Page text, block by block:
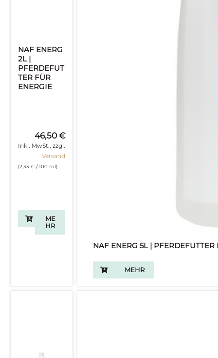
NAF ENERG
2L |
PFERDEFUT
TER FÜR
ENERGIE
46,50€
Inkl. MwSt., zzgl.
Versand
(2,33€ / 100 ml)
ME
HR
NAF ENERG 5L | PFERDEFUTTER
MEHR